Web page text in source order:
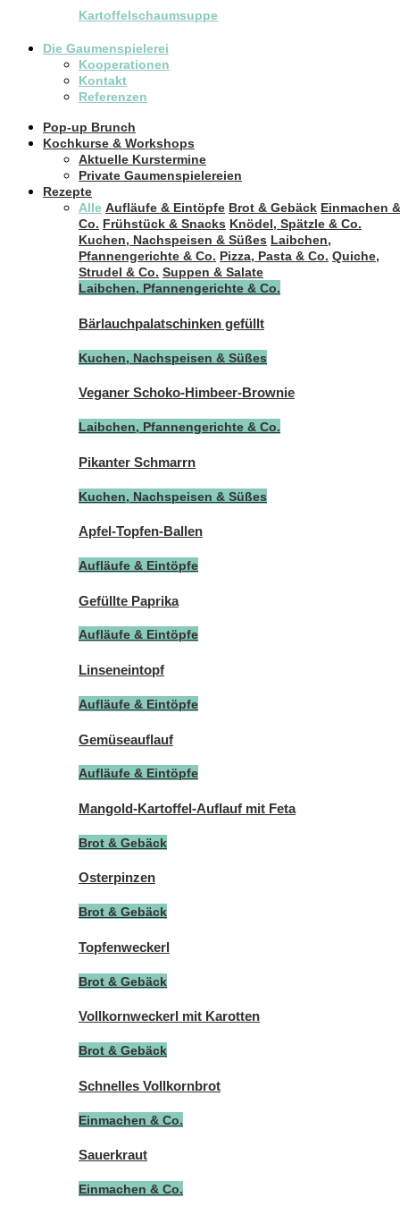
Kartoffelschaumsuppe
Die Gaumenspielerei
Kooperationen
Kontakt
Referenzen
Pop-up Brunch
Kochkurse & Workshops
Aktuelle Kurstermine
Private Gaumenspielereien
Rezepte
Alle Aufläufe & Eintöpfe Brot & Gebäck Einmachen &
Co. Frühstück & Snacks Knödel, Spätzle & Co.
Kuchen, Nachspeisen & Süßes Laibchen,
Pfannengerichte & Co. Pizza, Pasta & Co. Quiche,
Strudel & Co. Suppen & Salate
Laibchen, Pfannengerichte & Co.
Bärlauchpalatschinken gefüllt
Kuchen, Nachspeisen & Süßes
Veganer Schoko-Himbeer-Brownie
Laibchen, Pfannengerichte & Co.
Pikanter Schmarrn
Kuchen, Nachspeisen & Süßes
Apfel-Topfen-Ballen
Aufläufe & Eintöpfe
Gefüllte Paprika
Aufläufe & Eintöpfe
Linseneintopf
Aufläufe & Eintöpfe
Gemüseauflauf
Aufläufe & Eintöpfe
Mangold-Kartoffel-Auflauf mit Feta
Brot & Gebäck
Osterpinzen
Brot & Gebäck
Topfenweckerl
Brot & Gebäck
Vollkornweckerl mit Karotten
Brot & Gebäck
Schnelles Vollkornbrot
Einmachen & Co.
Sauerkraut
Einmachen & Co.